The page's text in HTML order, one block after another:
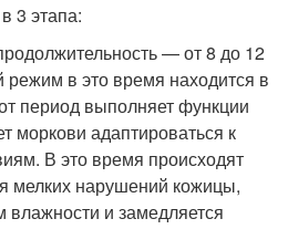
3 этапа:
— от 8 до 12
в это время находится в
период выполняет функции
моркови адаптироваться к
В это время происходят
мелких нарушений кожицы,
влажности и замедляется